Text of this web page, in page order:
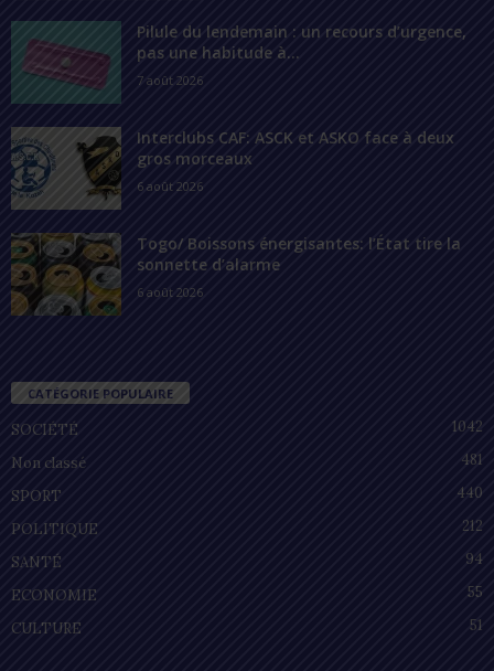
Pilule du lendemain : un recours d’urgence,
pas une habitude à...
7 août 2026
Interclubs CAF: ASCK et ASKO face à deux
gros morceaux
6 août 2026
Togo/ Boissons énergisantes: l’État tire la
sonnette d’alarme
6 août 2026
CATÉGORIE POPULAIRE
SOCIÉTÉ
1042
Non classé
481
SPORT
440
POLITIQUE
212
SANTÉ
94
ECONOMIE
55
CULTURE
51